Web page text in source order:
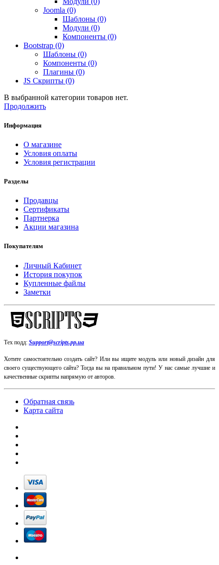
Joomla (0)
Шаблоны (0)
Модули (0)
Компоненты (0)
Bootstrap (0)
Шаблоны (0)
Компоненты (0)
Плагины (0)
JS Скрипты (0)
В выбранной категории товаров нет.
Продолжить
Информация
О магазине
Условия оплаты
Условия регистрации
Разделы
Продавцы
Сертификаты
Партнерка
Акции магазина
Покупателям
Личный Кабинет
История покупок
Купленные файлы
Заметки
Тех подд: Support@scripts.pp.ua
Хотите самостоятельно создать сайт? Или вы ищите модуль или новый дизайн для
своего существующего сайта? Тогда вы на правильном пути! У нас самые лучшие и
качественные скрипты напрямую от авторов.
Обратная связь
Карта сайта